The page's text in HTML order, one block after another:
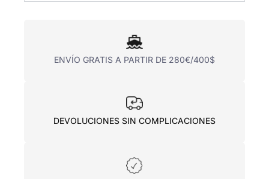
ENVÍO GRATIS A PARTIR DE 280€/400$
DEVOLUCIONES SIN COMPLICACIONES